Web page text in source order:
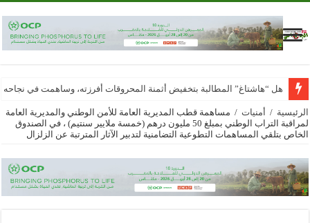
هل “هاشتاغ” المطالبة بتخفيض أثمنة المحروقات أفرزته، وساهمت في
الرئيسية / أمنيات / مساهمة قطب المديرية العامة للأمن الوطني والمديرية العامة
لمراقبة التراب الوطني بمبلغ 50 مليون درهم (خمسة ملايير سنتيم) ، في الصندوق
الخاص بتلقي المساهمات التطوعية التضامنية لتدبير الآثار المترتبة عن الزلزال